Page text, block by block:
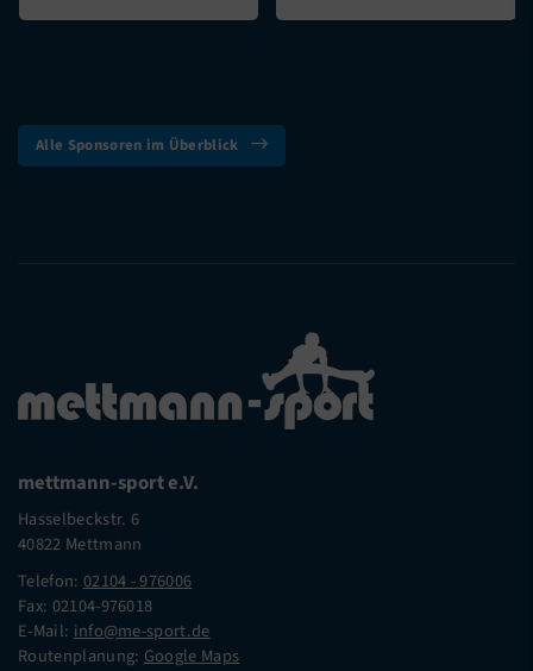
Alle Sponsoren im Überblick
mettmann-sport e.V.
Hasselbeckstr. 6
40822 Mettmann
Telefon: 02104 - 976006
Fax: 02104-976018
E-Mail: info@me-sport.de
Routenplanung: Google Maps